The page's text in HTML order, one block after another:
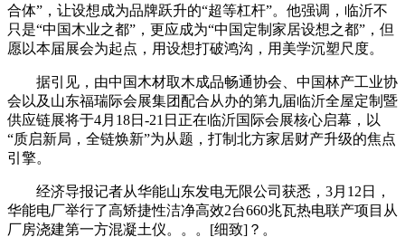
合体”，让设想成为品牌跃升的“超等杠杆”。他强调，临沂不
只是“中国木业之都”，更应成为“中国定制家居设想之都”，但
愿以本届展会为起点，用设想打破鸿沟，用美学沉塑尺度。
据引见，由中国木材取木成品畅通协会、中国林产工业协
会以及山东福瑞际会展集团配合从办的第九届临沂全屋定制暨
供应链展将于4月18日-21日正在临沂国际会展核心启幕，以
“质启新局，全链焕新”为从题，打制北方家居财产升级的焦点
引擎。
经济导报记者从华能山东发电无限公司获悉，3月12日，
华能电厂举行了高矫捷性洁净高效2台660兆瓦热电联产项目从
厂房浇建第一方混凝土仪。。。[细致]？。